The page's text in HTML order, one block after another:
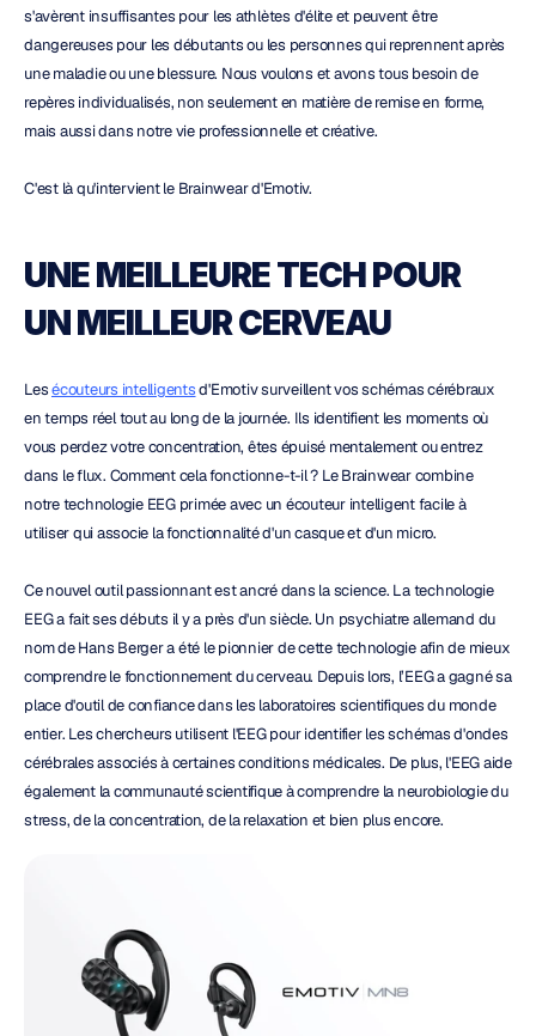
s'avèrent insuffisantes pour les athlètes d'élite et peuvent être
dangereuses pour les débutants ou les personnes qui reprennent après
une maladie ou une blessure. Nous voulons et avons tous besoin de
repères individualisés, non seulement en matière de remise en forme,
mais aussi dans notre vie professionnelle et créative.
C'est là qu'intervient le Brainwear d'Emotiv.
UNE MEILLEURE TECH POUR
UN MEILLEUR CERVEAU
Les écouteurs intelligents d'Emotiv surveillent vos schémas cérébraux
en temps réel tout au long de la journée. Ils identifient les moments où
vous perdez votre concentration, êtes épuisé mentalement ou entrez
dans le flux. Comment cela fonctionne-t-il ? Le Brainwear combine
notre technologie EEG primée avec un écouteur intelligent facile à
utiliser qui associe la fonctionnalité d'un casque et d'un micro.
Ce nouvel outil passionnant est ancré dans la science. La technologie
EEG a fait ses débuts il y a près d'un siècle. Un psychiatre allemand du
nom de Hans Berger a été le pionnier de cette technologie afin de mieux
comprendre le fonctionnement du cerveau. Depuis lors, l’EEG a gagné sa
place d'outil de confiance dans les laboratoires scientifiques du monde
entier. Les chercheurs utilisent l'EEG pour identifier les schémas d'ondes
cérébrales associés à certaines conditions médicales. De plus, l'EEG aide
également la communauté scientifique à comprendre la neurobiologie du
stress, de la concentration, de la relaxation et bien plus encore.